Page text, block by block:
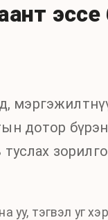
эссе
дотор
уу, тэгвэл уг